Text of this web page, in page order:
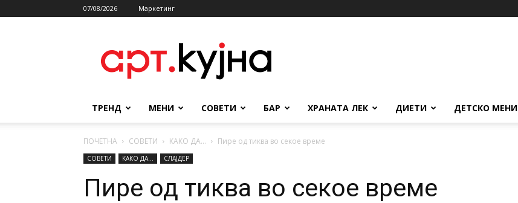
07/08/2026 Маркетинг
ТРЕНД МЕНИ СОВЕТИ БАР ХРАНАТА ЛЕК ДИЕТИ ДЕТСКО МЕНИ
ПОЧЕТНА СОВЕТИ КАКО ДА... Пире од тиква во секое време
СОВЕТИ КАКО ДА... СЛАЈДЕР
Пире од тиква во секое време